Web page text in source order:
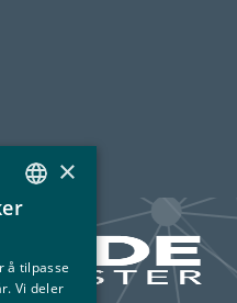
NORWEGIAN
×
å tilpasse
Vi deler